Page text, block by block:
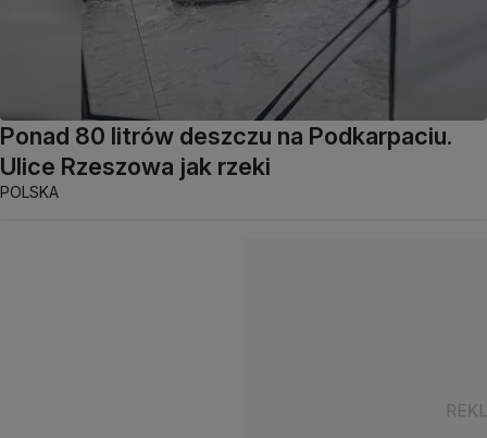
Ponad 80 litrów deszczu na Podkarpaciu.
Ulice Rzeszowa jak rzeki
POLSKA